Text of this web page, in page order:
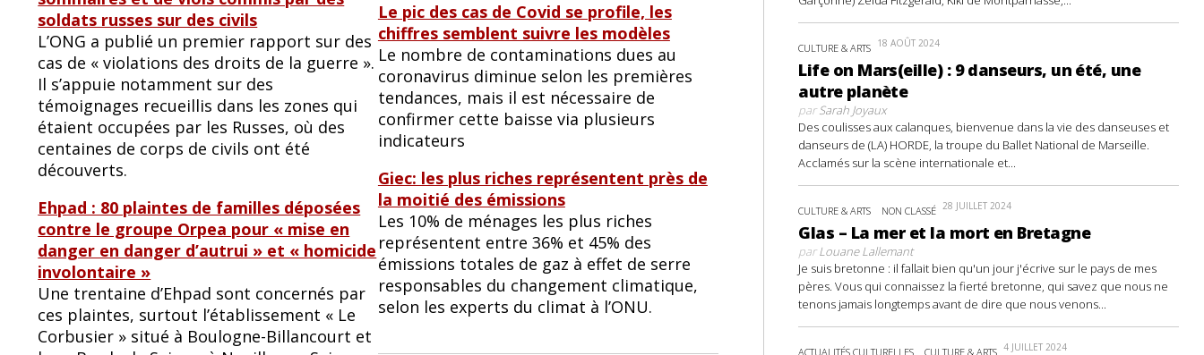
soldats russes sur des civils
L’ONG a publié un premier rapport sur des
cas de « violations des droits de la guerre ».
Il s’appuie notamment sur des
témoignages recueillis dans les zones qui
étaient occupées par les Russes, où des
centaines de corps de civils ont été
découverts.
Ehpad : 80 plaintes de familles déposées
contre le groupe Orpea pour « mise en
danger en danger d’autrui » et « homicide
involontaire »
Une trentaine d’Ehpad sont concernés par
ces plaintes, surtout l’établissement « Le
Corbusier » situé à Boulogne-Billancourt et
Le pic des cas de Covid se profile, les
chiffres semblent suivre les modèles
Le nombre de contaminations dues au
coronavirus diminue selon les premières
tendances, mais il est nécessaire de
confirmer cette baisse via plusieurs
indicateurs
Giec: les plus riches représentent près de
la moitié des émissions
Les 10% de ménages les plus riches
représentent entre 36% et 45% des
émissions totales de gaz à effet de serre
responsables du changement climatique,
selon les experts du climat à l’ONU.
CULTURE & ARTS 18 AOÛT 2024
Life on Mars(eille) : 9 danseurs, un été, une
autre planète
parSarah Joyaux
Des coulisses aux calanques, bienvenue dans la vie des danseuses et
danseurs de (LA) HORDE, la troupe du Ballet National de Marseille.
Acclamés sur la scène internationale et...
CULTURE & ARTS NON CLASSÉ 28 JUILLET 2024
Glas – La mer et la mort en Bretagne
parLouane Lallemant
Je suis bretonne : il fallait bien qu'un jour j'écrive sur le pays de mes
pères. Vous qui connaissez la fierté bretonne, qui savez que nous ne
tenons jamais longtemps avant de dire que nous venons...
ACTUALITÉS CULTURELLES CULTURE & ARTS 4 JUILLET 2024